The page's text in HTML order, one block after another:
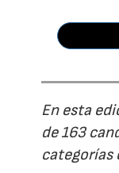
En esta
de 163
categorías